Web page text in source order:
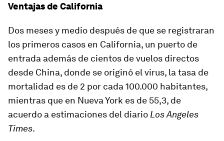
Ventajas de California
Dos meses y medio después de que se registraran
los primeros casos en California, un puerto de
entrada además de cientos de vuelos directos
desde China, donde se originó el virus, la tasa de
mortalidad es de 2 por cada 100.000 habitantes,
mientras que en Nueva York es de 55,3, de
acuerdo a estimaciones del diario Los Angeles
Times.